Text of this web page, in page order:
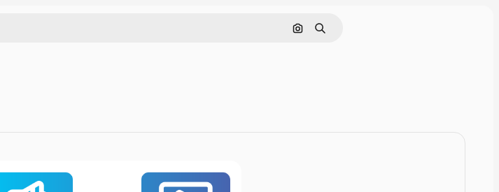
Zoeken op afbeelding
Zoeken